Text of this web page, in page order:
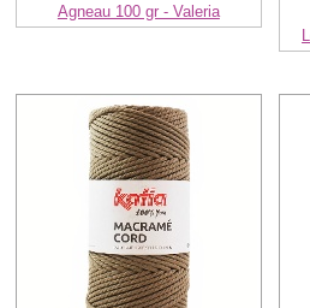
Agneau 100 gr - Valeria